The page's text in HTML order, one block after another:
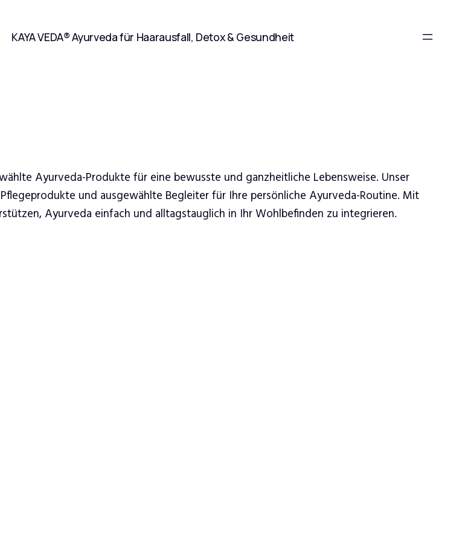
KAYA VEDA® Ayurveda für Haarausfall, Detox & Gesundheit
Ayurveda-Produkte für eine bewusste und ganzheitliche Lebensweise. Unser
und ausgewählte Begleiter für Ihre persönliche Ayurveda-Routine. Mit
Ayurveda einfach und alltagstauglich in Ihr Wohlbefinden zu integrieren.